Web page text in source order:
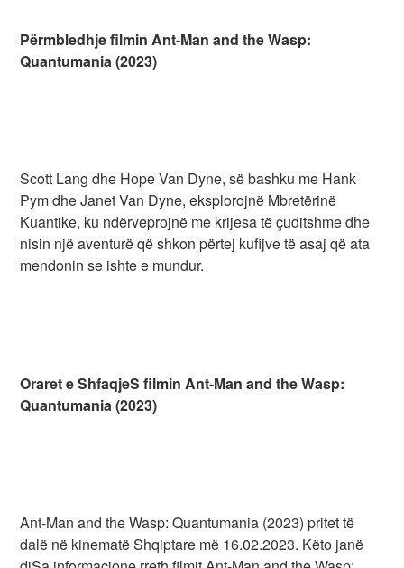
Përmbledhje filmin Ant-Man and the Wasp:
Quantumania (2023)
Scott Lang dhe Hope Van Dyne, së bashku me Hank
Pym dhe Janet Van Dyne, eksplorojnë Mbretërinë
Kuantike, ku ndërveprojnë me krijesa të çuditshme dhe
nisin një aventurë që shkon përtej kufijve të asaj që ata
mendonin se ishte e mundur.
Oraret e ShfaqjeS filmin Ant-Man and the Wasp:
Quantumania (2023)
Ant-Man and the Wasp: Quantumania (2023) pritet të
dalë në kinematë Shqiptare më 16.02.2023. Këto janë